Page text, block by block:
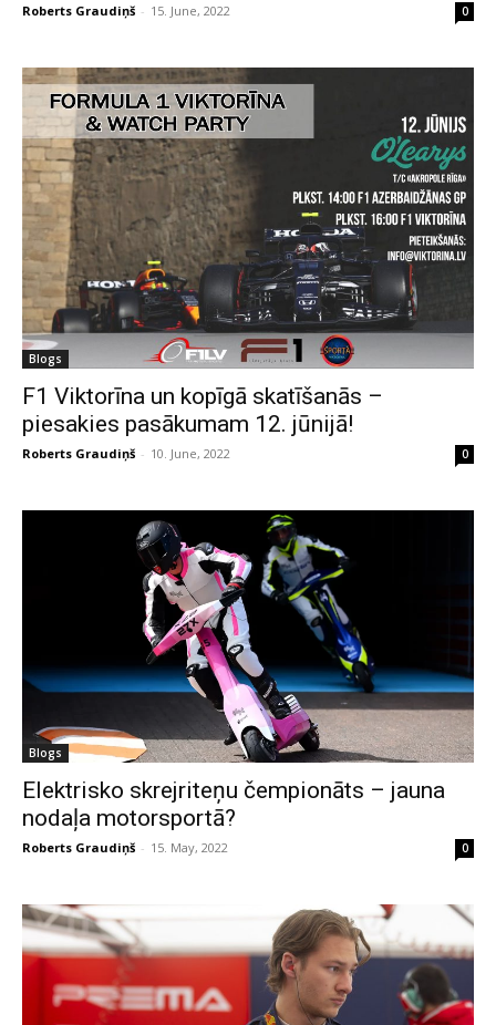
Roberts Graudiņš - 15. June, 2022 0
Blogs
F1 Viktorīna un kopīgā skatīšanās –
piesakies pasākumam 12. jūnijā!
Roberts Graudiņš - 10. June, 2022 0
Blogs
Elektrisko skrejriteņu čempionāts – jauna
nodaļa motorsportā?
Roberts Graudiņš - 15. May, 2022 0